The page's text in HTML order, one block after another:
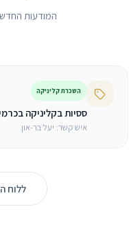
המודעות
השכרת קליניקה
ססיות בקליניקה
איש קשר: יעל בר-און
ללוח